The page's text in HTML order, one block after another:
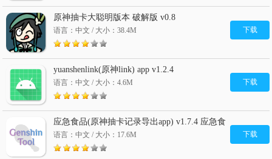
原神抽卡大聪明版本 破解版 v0.8
语言：中文 / 大小：38.4M 下载
yuanshenlink(原神link) app v1.2.4
语言：中文 / 大小：4.6M 下载
应急食品(原神抽卡记录导出app) v1.7.4 应急食
品app
语言：中文 / 大小：17.6M 下载